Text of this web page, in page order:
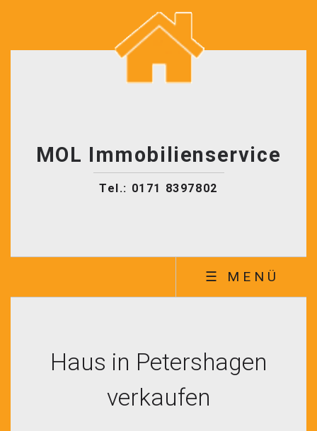
MOL Immobilienservice
Tel.: 0171 8397802
☰ MENÜ
Haus in Petershagen
verkaufen